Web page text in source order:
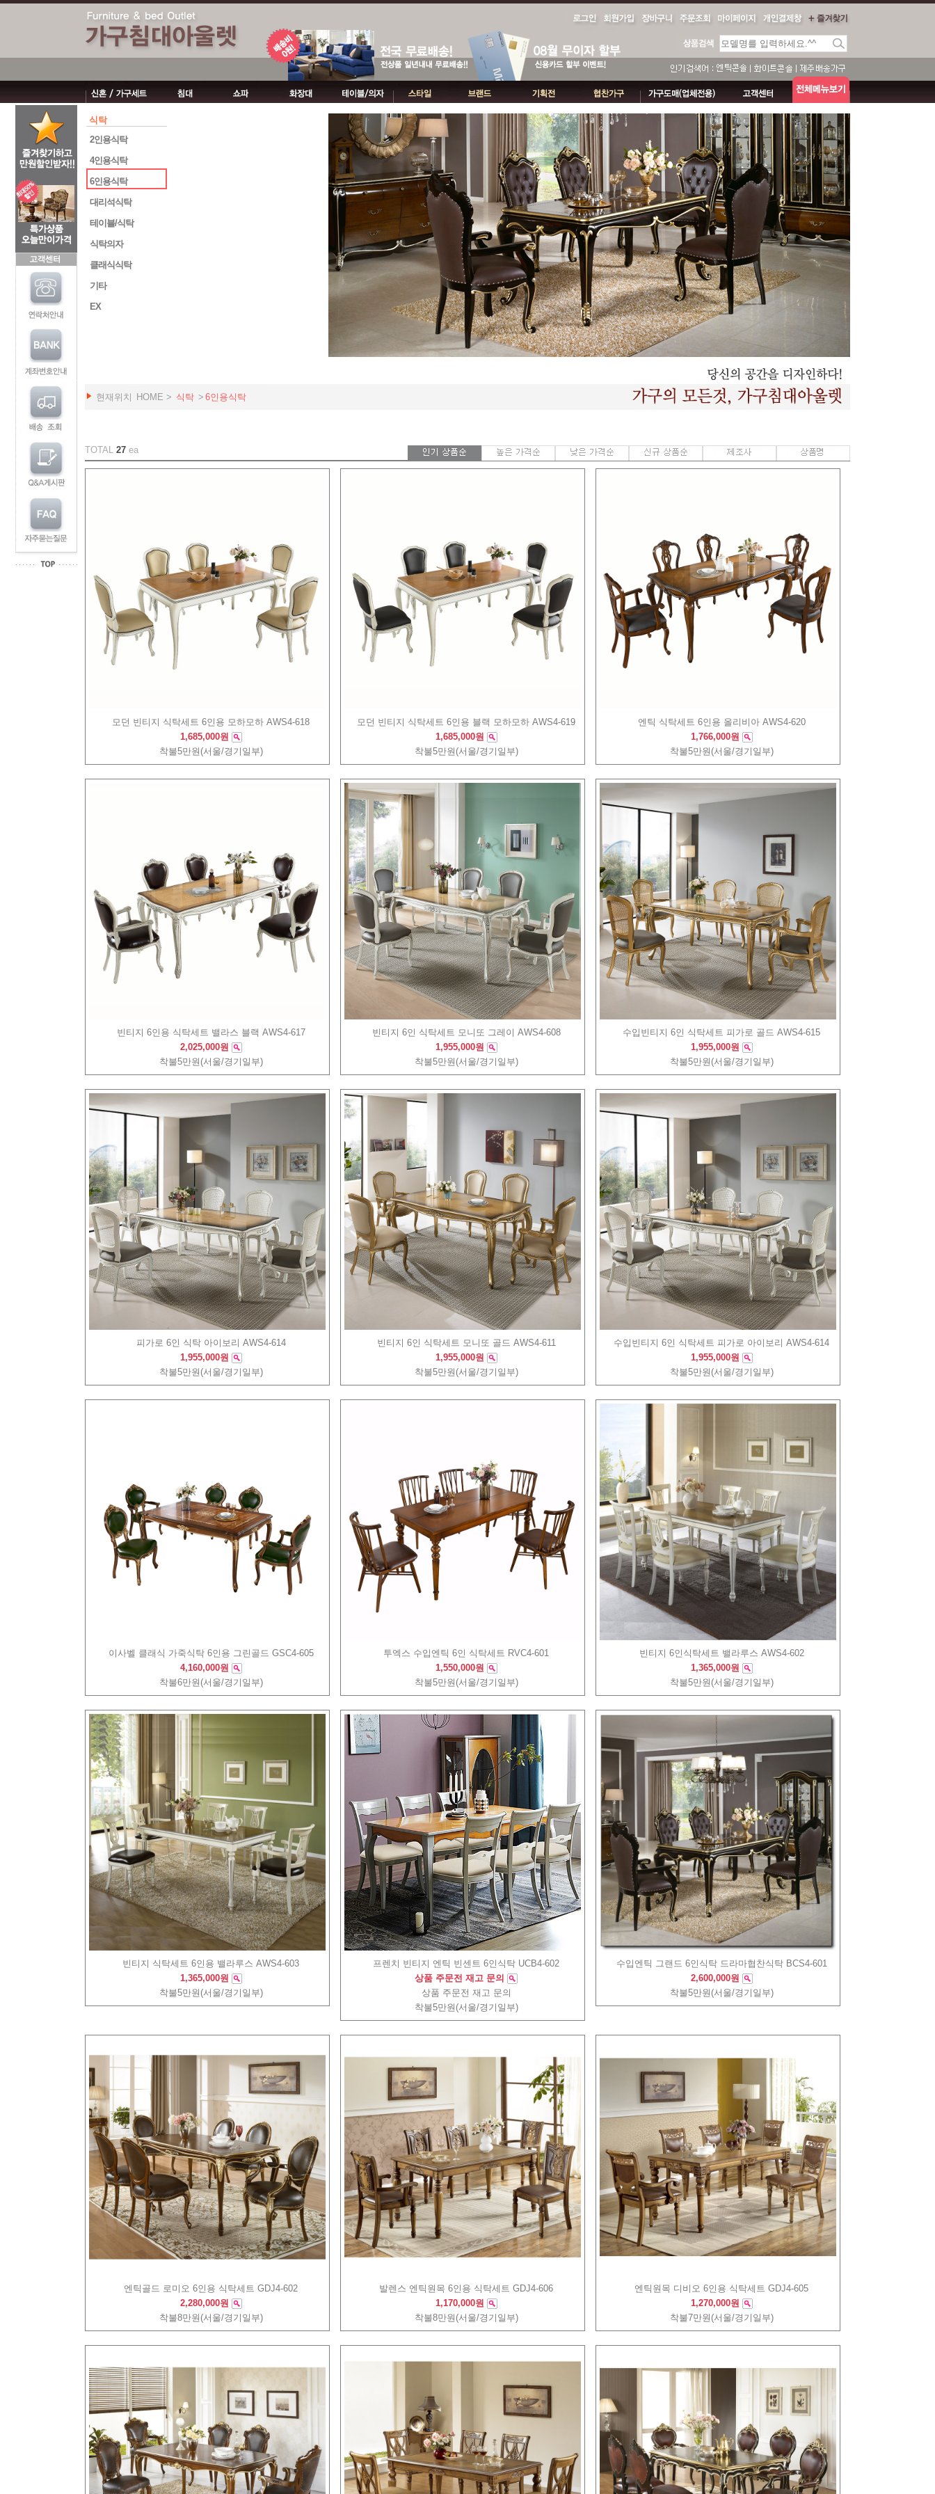
식탁
2인용식탁
4인용식탁
6인용식탁
대리석식탁
테이블/식탁
식탁의자
클래식식탁
기타
EX
현재위치 HOME > 식탁 > 6인용식탁
TOTAL 27 ea
모던 빈티지 식탁세트 6인용 모하모하 AWS4-618
1,685,000원
착불5만원(서울/경기일부)
모던 빈티지 식탁세트 6인용 블랙 모하모하 AWS4-619
1,685,000원
착불5만원(서울/경기일부)
엔틱 식탁세트 6인용 올리비아 AWS4-620
1,766,000원
착불5만원(서울/경기일부)
빈티지 6인용 식탁세트 밸라스 블랙 AWS4-617
2,025,000원
착불5만원(서울/경기일부)
빈티지 6인 식탁세트 모니또 그레이 AWS4-608
1,955,000원
착불5만원(서울/경기일부)
수입빈티지 6인 식탁세트 피가로 골드 AWS4-615
1,955,000원
착불5만원(서울/경기일부)
피가로 6인 식탁 아이보리 AWS4-614
1,955,000원
착불5만원(서울/경기일부)
빈티지 6인 식탁세트 모니또 골드 AWS4-611
1,955,000원
착불5만원(서울/경기일부)
수입빈티지 6인 식탁세트 피가로 아이보리 AWS4-614
1,955,000원
착불5만원(서울/경기일부)
이사벨 클래식 가죽식탁 6인용 그린골드 GSC4-605
4,160,000원
착불6만원(서울/경기일부)
투엑스 수입엔틱 6인 식탁세트 RVC4-601
1,550,000원
착불5만원(서울/경기일부)
빈티지 6인식탁세트 밸라루스 AWS4-602
1,365,000원
착불5만원(서울/경기일부)
빈티지 식탁세트 6인용 밸라루스 AWS4-603
1,365,000원
착불5만원(서울/경기일부)
프렌치 빈티지 엔틱 빈센트 6인식탁 UCB4-602
상품 주문전 재고 문의
상품 주문전 재고 문의
착불5만원(서울/경기일부)
수입엔틱 그랜드 6인식탁 드라마협찬식탁 BCS4-601
2,600,000원
착불5만원(서울/경기일부)
엔틱골드 로미오 6인용 식탁세트 GDJ4-602
2,280,000원
착불8만원(서울/경기일부)
발렌스 엔틱원목 6인용 식탁세트 GDJ4-606
1,170,000원
착불8만원(서울/경기일부)
엔틱원목 디비오 6인용 식탁세트 GDJ4-605
1,270,000원
착불7만원(서울/경기일부)